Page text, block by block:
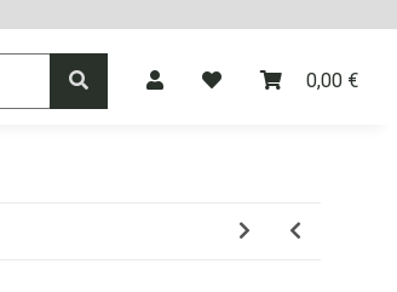
0,00 €
Spirituosen